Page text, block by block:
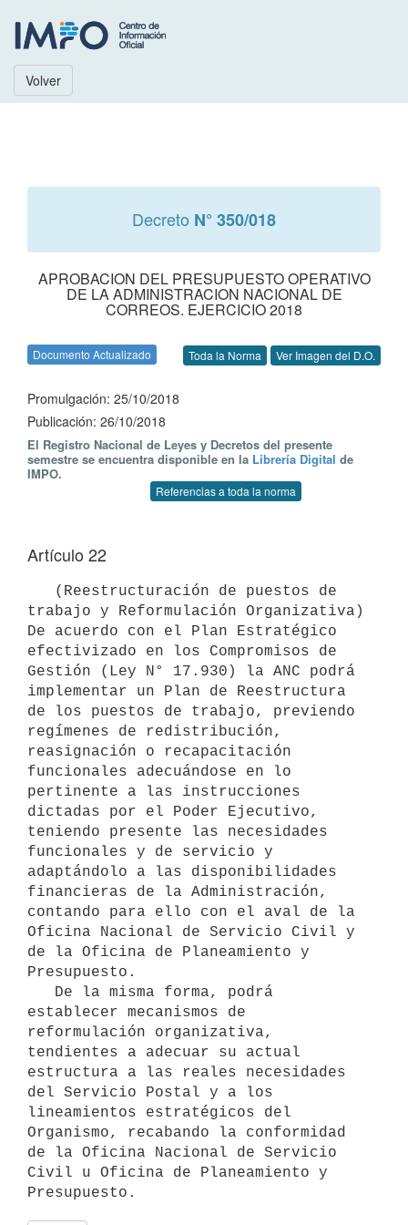
Volver
Decreto N° 350/018
APROBACION DEL PRESUPUESTO OPERATIVO
DE LA ADMINISTRACION NACIONAL DE
CORREOS. EJERCICIO 2018
Documento Actualizado Toda la Norma Ver Imagen del D.O.
Promulgación: 25/10/2018
Publicación: 26/10/2018
El Registro Nacional de Leyes y Decretos del presente
semestre se encuentra disponible en la Librería Digital de
IMPO.
Referencias a toda la norma
Artículo 22
trabajo y Reformulación Organizativa)
De acuerdo con el Plan Estratégico
efectivizado en los Compromisos de
Gestión (Ley N° 17.930) la ANC podrá
implementar un Plan de Reestructura
de los puestos de trabajo, previendo
regímenes de redistribución,
reasignación o recapacitación
funcionales adecuándose en lo
pertinente a las instrucciones
dictadas por el Poder Ejecutivo,
teniendo presente las necesidades
funcionales y de servicio y
adaptándolo a las disponibilidades
financieras de la Administración,
contando para ello con el aval de la
Oficina Nacional de Servicio Civil y
de la Oficina de Planeamiento y
Presupuesto.
establecer mecanismos de
reformulación organizativa,
tendientes a adecuar su actual
estructura a las reales necesidades
del Servicio Postal y a los
lineamientos estratégicos del
Organismo, recabando la conformidad
de la Oficina Nacional de Servicio
Civil u Oficina de Planeamiento y